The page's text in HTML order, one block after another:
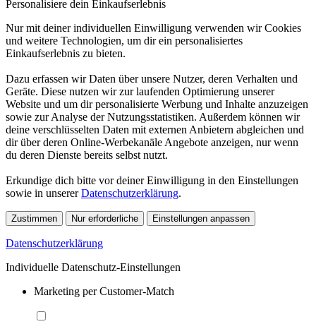
Personalisiere dein Einkaufserlebnis
Nur mit deiner individuellen Einwilligung verwenden wir Cookies
und weitere Technologien, um dir ein personalisiertes
Einkaufserlebnis zu bieten.
Dazu erfassen wir Daten über unsere Nutzer, deren Verhalten und
Geräte. Diese nutzen wir zur laufenden Optimierung unserer
Website und um dir personalisierte Werbung und Inhalte anzuzeigen
sowie zur Analyse der Nutzungsstatistiken. Außerdem können wir
deine verschlüsselten Daten mit externen Anbietern abgleichen und
dir über deren Online-Werbekanäle Angebote anzeigen, nur wenn
du deren Dienste bereits selbst nutzt.
Erkundige dich bitte vor deiner Einwilligung in den Einstellungen
sowie in unsererDatenschutzerklärung.
Zustimmen Nur erforderliche Einstellungen anpassen
Datenschutzerklärung
Individuelle Datenschutz-Einstellungen
Marketing per Customer-Match